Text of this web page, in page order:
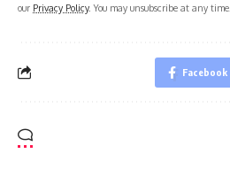
our Privacy Policy. You may unsubscribe at any time.
Facebook